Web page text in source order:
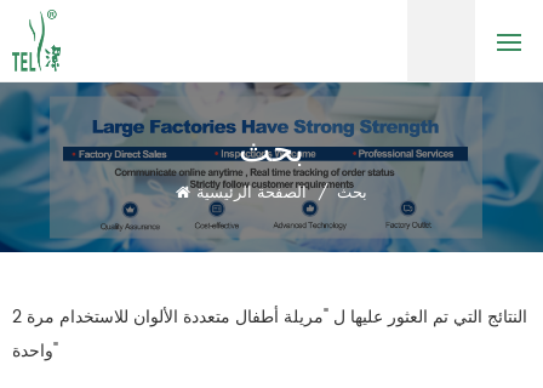
بحث
الصفحة الرئيسية / بحث
2 النتائج التي تم العثور عليها ل "مريلة أطفال متعددة الألوان للاستخدام مرة
واحدة"